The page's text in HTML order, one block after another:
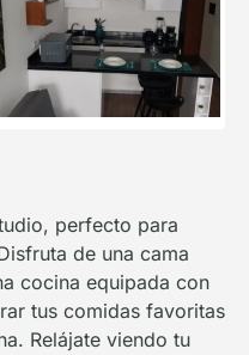
perfecto para
de una cama
cocina equipada con
tus comidas favoritas
Relájate viendo tu